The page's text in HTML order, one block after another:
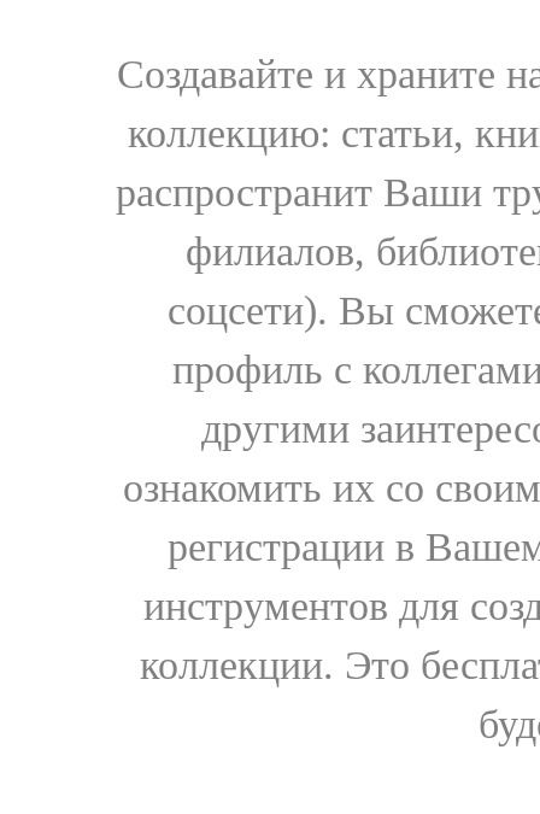
Создавайте и храните
коллекцию: статьи,
распространит Ваши
филиалов,
соцсети). Вы
профиль с
другими
ознакомить их со
регистрации в
инструментов для
коллекции. Это